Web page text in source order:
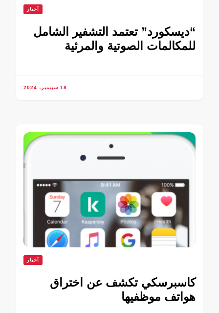
أخبار
“ديسكورد” تعتمد التشفير الشامل
للمكالمات الصوتية والمرئية
18 سبتمبر، 2024
أخبار
كاسبرسكي تكشف عن اختراق
هواتف موظفيها